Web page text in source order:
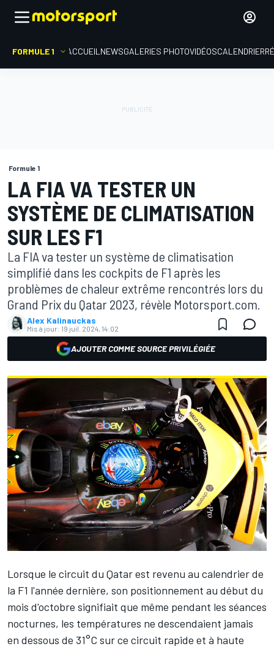
FORMULE 1 ACCUEIL NEWSGALERIES PHOTOVIDÉOSCALENDRIER
Formule 1
LA FIA VA TESTER UN
SYSTÈME DE CLIMATISATION
SUR LES F1
La FIA va tester un système de climatisation
simplifié dans les cockpits de F1 après les
problèmes de chaleur extrême rencontrés lors du
Grand Prix du Qatar 2023, révèle Motorsport.com.
Alex Kalinauckas
Mis à jour: 19 juil. 2024, 14:02
AJOUTER COMME SOURCE PRIVILÉGIÉE
Lorsque le circuit du Qatar est revenu au calendrier de
la F1 l'année dernière, son positionnement au début du
mois d'octobre signifiait que même pendant les séances
nocturnes, les températures ne descendaient jamais
en dessous de 31°C sur ce circuit rapide et à haute